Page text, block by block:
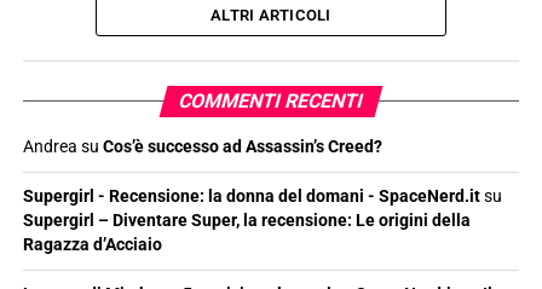
ALTRI ARTICOLI
COMMENTI RECENTI
Andrea su Cos’è successo ad Assassin’s Creed?
Supergirl - Recensione: la donna del domani - SpaceNerd.itsu
Supergirl – Diventare Super, la recensione: Le origini della
Ragazza d’Acciaio